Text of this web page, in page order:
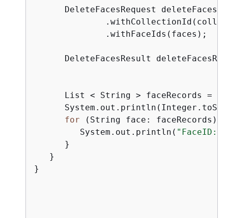
DeleteFacesRequest
              .withFaceIds(faces);
DeleteFacesResult
List < String > faceRecords =
for (String face: faceRecords)
         System.out.println(
"FaceID: "
      }
   }
}